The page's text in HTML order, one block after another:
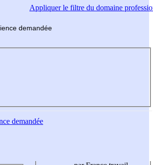
Appliquerle filtre du domaine
demandée
demandée